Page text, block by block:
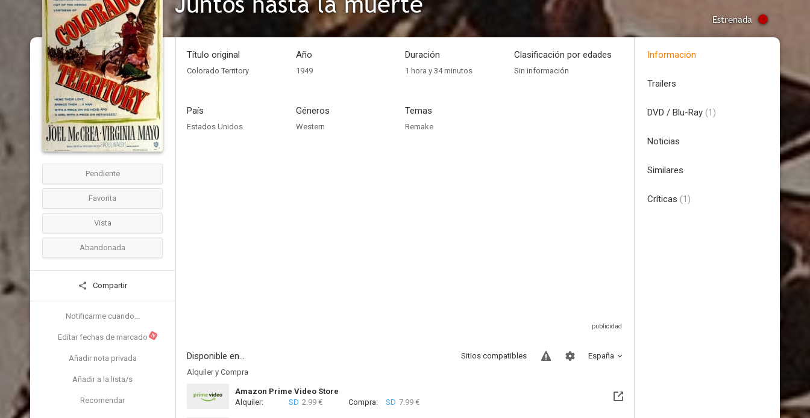
Estrenada
Pendiente
Favorita
Vista
Abandonada
Compartir
Notificarme cuando...
Editar fechas de marcado N
Añadir nota privada
Añadir a la lista/s
Recomendar
Título original
Colorado Territory
Año
1949
Duración
1 hora y 34 minutos
Clasificación por edades
Sin información
País
Estados Unidos
Géneros
Western
Temas
Remake
Disponible en... España
Sitios compatibles
Alquiler y Compra
Amazon Prime Video Store
Alquiler:
SD 2.99 € Compra: SD 7.99 €
Información
Trailers
DVD / Blu-Ray (1)
Noticias
Similares
Críticas (1)